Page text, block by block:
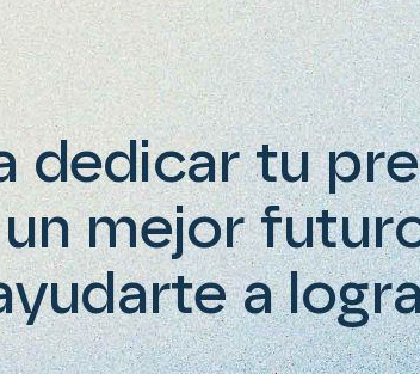
dedicar tu
mejor
a